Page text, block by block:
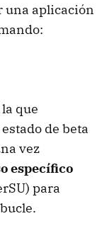
una aplicación
que
de beta
vez
específico
para